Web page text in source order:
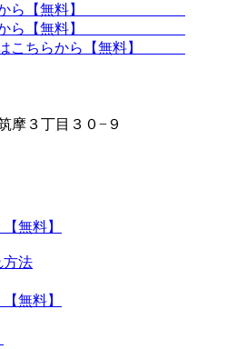
ちらから【無料】
ちらから【無料】
はこちらから【無料】
摩３丁目３０−９
無料】
方法
無料】